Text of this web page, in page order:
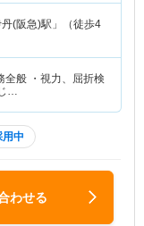
(阪急)駅」（徒歩4
全般 ・視力、屈折検
…
用中
わせる